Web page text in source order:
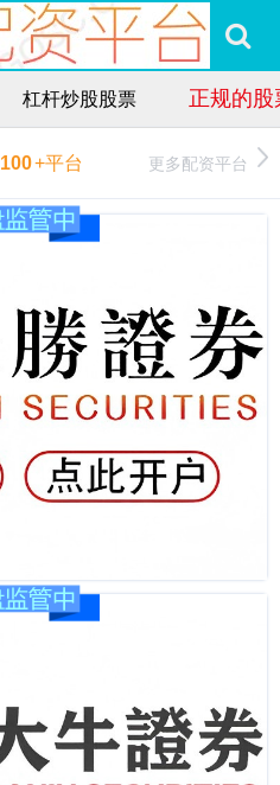
杠杆炒股股票 正规的
100+平台 更多配资平台